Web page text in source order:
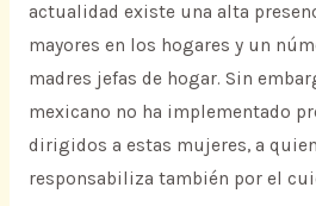
actualidad existe una alta
mayores en los hogares y un
madres jefas de hogar. Sin
mexicano no ha implementado
dirigidos a estas mujeres, a
responsabiliza también por el